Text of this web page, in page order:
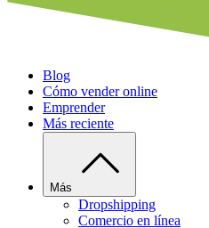
Blog
Cómo vender online
Emprender
Más reciente
Más
Dropshipping
Comercio en línea